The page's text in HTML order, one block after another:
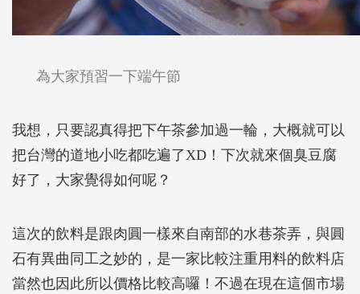
為大家預習一下端午節
我想，只要認真得把下午茶參加過一輪，大概就可以
把台灣的道地小吃都吃遍了XD！下次就來個臭豆腐
好了，大家覺得如何呢？
這次的飲料是跟肉圓一樣來自南部的水巷茶弄，與圓
石有異曲同工之妙的，是一家比較注重用料的飲料店
當然也因此所以價格比較高囉！不過在現在這個市場